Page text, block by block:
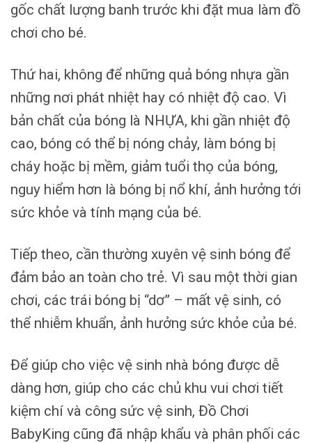
gốc chất lượng banh trước khi đặt mua làm đồ
chơi cho bé.
Thứ hai, không để những quả bóng nhựa gần
những nơi phát nhiệt hay có nhiệt độ cao. Vì
bản chất của bóng là NHỰA, khi gần nhiệt độ
cao, bóng có thể bị nóng chảy, làm bóng bị
cháy hoặc bị mềm, giảm tuổi thọ của bóng,
nguy hiểm hơn là bóng bị nổ khí, ảnh hưởng tới
sức khỏe và tính mạng của bé.
Tiếp theo, cần thường xuyên vệ sinh bóng để
đảm bảo an toàn cho trẻ. Vì sau một thời gian
chơi, các trái bóng bị “dơ” – mất vệ sinh, có
thể nhiễm khuẩn, ảnh hưởng sức khỏe của bé.
Để giúp cho việc vệ sinh nhà bóng được dễ
dàng hơn, giúp cho các chủ khu vui chơi tiết
kiệm chí và công sức vệ sinh, Đồ Chơi
BabyKing cũng đã nhập khẩu và phân phối các